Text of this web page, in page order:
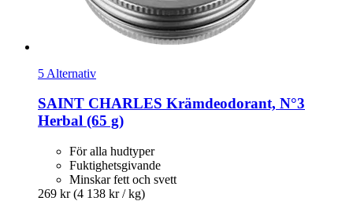
5 Alternativ
SAINT CHARLES Krämdeodorant, N°3
Herbal (65 g)
För alla hudtyper
Fuktighetsgivande
Minskar fett och svett
269 kr (4 138 kr / kg)